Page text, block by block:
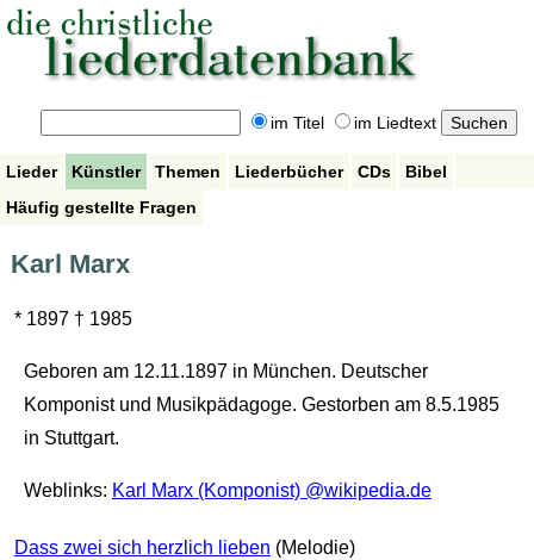
im Titel im Liedtext
Lieder Künstler Themen Liederbücher CDs
Bibel
Häufig gestellte Fragen
Karl Marx
* 1897 † 1985
Geboren am 12.11.1897 in München. Deutscher
Komponist und Musikpädagoge. Gestorben am 8.5.1985
in Stuttgart.
Weblinks: Karl Marx (Komponist) @wikipedia.de
Dass zwei sich herzlich lieben (Melodie)